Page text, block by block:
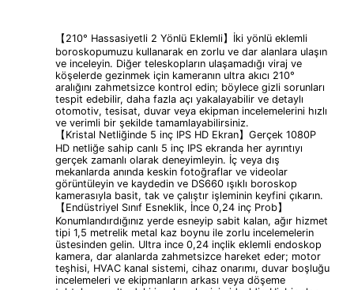
【210° Hassasiyetli 2 Yönlü Eklemli】İki yönlü eklemli
boroskopumuzu kullanarak en zorlu ve dar alanlara ulaşın
ve inceleyin. Diğer teleskopların ulaşamadığı viraj ve
köşelerde gezinmek için kameranın ultra akıcı 210°
aralığını zahmetsizce kontrol edin; böylece gizli sorunları
tespit edebilir, daha fazla açı yakalayabilir ve detaylı
otomotiv, tesisat, duvar veya ekipman incelemelerini hızlı
ve verimli bir şekilde tamamlayabilirsiniz.
【Kristal Netliğinde 5 inç IPS HD Ekran】Gerçek 1080P
HD netliğe sahip canlı 5 inç IPS ekranda her ayrıntıyı
gerçek zamanlı olarak deneyimleyin. İç veya dış
mekanlarda anında keskin fotoğraflar ve videolar
görüntüleyin ve kaydedin ve DS660 ​​ışıklı boroskop
kamerasıyla basit, tak ve çalıştır işleminin keyfini çıkarın.
【Endüstriyel Sınıf Esneklik, İnce 0,24 inç Prob】
Konumlandırdığınız yerde esneyip sabit kalan, ağır hizmet
tipi 1,5 metrelik metal kaz boynu ile zorlu incelemelerin
üstesinden gelin. Ultra ince 0,24 inçlik eklemli endoskop
kamera, dar alanlarda zahmetsizce hareket eder; motor
teşhisi, HVAC kanal sistemi, cihaz onarımı, duvar boşluğu
incelemeleri ve ekipmanların arkası veya döşeme